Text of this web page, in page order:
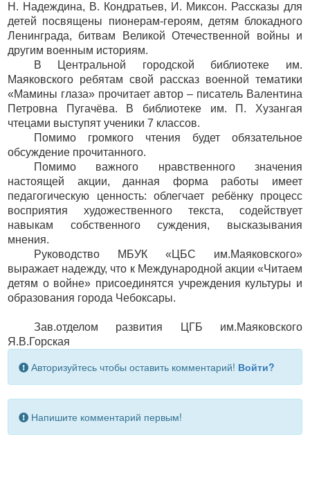
Н. Надеждина, В. Кондратьев, И. Миксон. Рассказы для
детей посвящены пионерам-героям, детям блокадного
Ленинграда, битвам Великой Отечественной войны и
другим военным историям.
В Центральной городской библиотеке им.
Маяковского ребятам свой рассказ военной тематики
«Мамины глаза» прочитает автор – писатель Валентина
Петровна Пугачёва. В библиотеке им. П. Хузангая
чтецами выступят ученики 7 классов.
Помимо громкого чтения будет обязательное
обсуждение прочитанного.
Помимо важного нравственного значения
настоящей акции, данная форма работы имеет
педагогическую ценность: облегчает ребёнку процесс
восприятия художественного текста, содействует
навыкам собственного суждения, высказывания
мнения.
Руководство МБУК «ЦБС им.Маяковского»
выражает надежду, что к Международной акции «Читаем
детям о войне» присоединятся учреждения культуры и
образования города Чебоксары.
Зав.отделом развития ЦГБ им.Маяковского
Я.В.Горская
Авторизуйтесь чтобы оставить комментарий! Войти?
Напишите комментарий первым!